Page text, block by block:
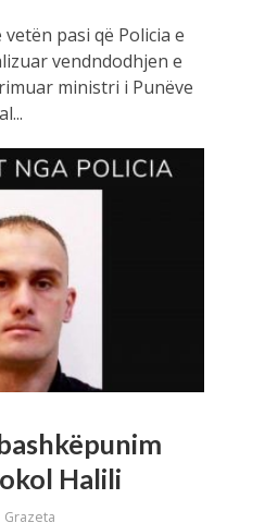
pasi që Policia e
vendndodhjen e
ministri i Punëve
Halili
Grazeta